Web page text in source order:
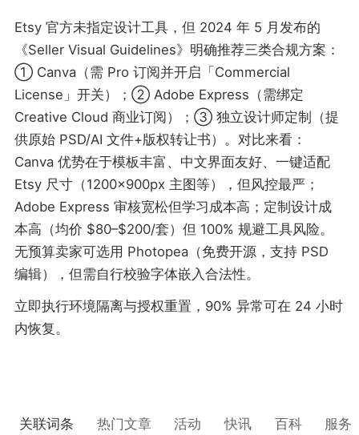
Etsy 官方未指定设计工具，但 2024 年 5 月发布的
《Seller Visual Guidelines》明确推荐三类合规方案：
① Canva（需 Pro 订阅并开启「Commercial
License」开关）；② Adobe Express（需绑定
Creative Cloud 商业订阅）；③ 独立设计师定制（提
供原始 PSD/AI 文件+版权转让书）。对比来看：
Canva 优势在于模板丰富、中文界面友好、一键适配
Etsy 尺寸（1200×900px 主图等），但风控最严；
Adobe Express 审核宽松但学习成本高；定制设计成
本高（均价 $80–$200/套）但 100% 规避工具风险。
无预算卖家可选用 Photopea（免费开源，支持 PSD
编辑），但需自行校验字体嵌入合法性。
立即执行环境隔离与授权重置，90% 异常可在 24 小时
内恢复。
关联词条 热门文章 活动 快讯 百科 服务